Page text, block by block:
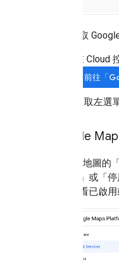
如要存取
在 Cloud
前往「
選取左選
Google
Google 地圖的
「啟用」 或「
器，查看已啟